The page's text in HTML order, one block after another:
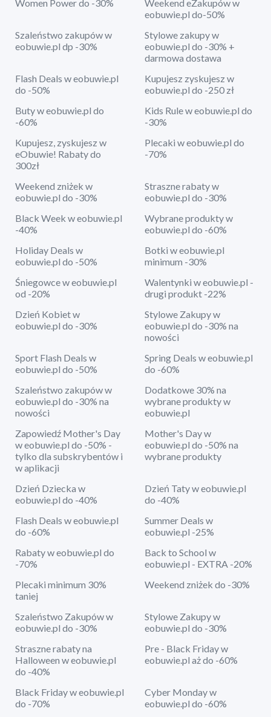
Women Power do -30%
Weekend eZakupów w
eobuwie.pl do-50%
Szaleństwo zakupów w
eobuwie.pl dp -30%
Stylowe zakupy w
eobuwie.pl do -30% +
darmowa dostawa
Flash Deals w eobuwie.pl
do -50%
Kupujesz zyskujesz w
eobuwie.pl do -250 zł
Buty w eobuwie.pl do
-60%
Kids Rule w eobuwie.pl do
-30%
Kupujesz, zyskujesz w
eObuwie! Rabaty do
300zł
Plecaki w eobuwie.pl do
-70%
Weekend zniżek w
eobuwie.pl do -30%
Straszne rabaty w
eobuwie.pl do -30%
Black Week w eobuwie.pl
-40%
Wybrane produkty w
eobuwie.pl do -60%
Holiday Deals w
eobuwie.pl do -50%
Botki w eobuwie.pl
minimum -30%
Śniegowce w eobuwie.pl
od -20%
Walentynki w eobuwie.pl -
drugi produkt -22%
Dzień Kobiet w
eobuwie.pl do -30%
Stylowe Zakupy w
eobuwie.pl do -30% na
nowości
Sport Flash Deals w
eobuwie.pl do -50%
Spring Deals w eobuwie.pl
do -60%
Szaleństwo zakupów w
eobuwie.pl do -30% na
nowości
Dodatkowe 30% na
wybrane produkty w
eobuwie.pl
Zapowiedź Mother's Day
w eobuwie.pl do -50% -
tylko dla subskrybentów i
w aplikacji
Mother's Day w
eobuwie.pl do -50% na
wybrane produkty
Dzień Dziecka w
eobuwie.pl do -40%
Dzień Taty w eobuwie.pl
do -40%
Flash Deals w eobuwie.pl
do -60%
Summer Deals w
eobuwie.pl -25%
Rabaty w eobuwie.pl do
-70%
Back to School w
eobuwie.pl - EXTRA -20%
Plecaki minimum 30%
taniej
Weekend zniżek do -30%
Szaleństwo Zakupów w
eobuwie.pl do -30%
Stylowe Zakupy w
eobuwie.pl do -30%
Straszne rabaty na
Halloween w eobuwie.pl
do -40%
Pre - Black Friday w
eobuwie.pl aż do -60%
Black Friday w eobuwie.pl
do -70%
Cyber Monday w
eobuwie.pl do -60%